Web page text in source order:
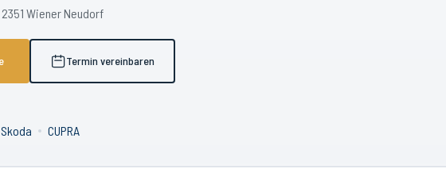
Wiener Neudorf
Termin vereinbaren
Skoda CUPRA